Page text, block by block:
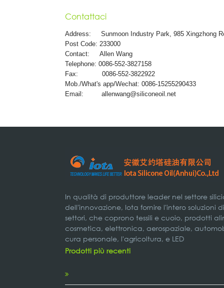
Contattaci
Address: Sunmoon Industry Park, 985 Xingzhong
Post Code: 233000
Contact: Allen Wang
Telephone: 0086-552-3827158
Fax: 0086-552-3822922
Mob./What's app/Wechat: 0086-15255290433
Email: allenwang@siliconeoil.net
In qualità di produttore leader nel settore
dell'innovazione, Iota fornire l'intero soluzioni
settori, che coprono tessili e cuoio, prodotti
cosmetica, elettronica, aerospaziale,
cura personale, l'agricoltura, e LED
Prodotti più recenti